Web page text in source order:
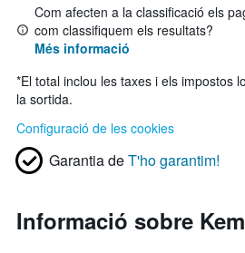
Com afecten a la classificació els
com classifiquem els resultats?
Més informació
*El total inclou les taxes i els impostos
la sortida.
Configuració de les cookies
Garantia deT'ho garantim!
Informació sobre